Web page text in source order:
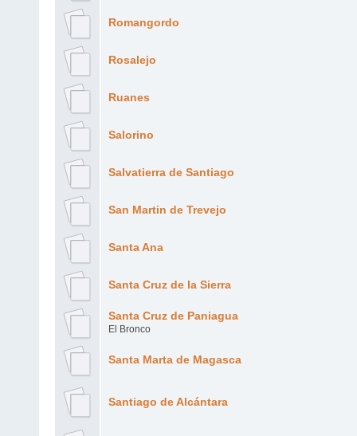
Romangordo
Rosalejo
Ruanes
Salorino
Salvatierra de Santiago
San Martin de Trevejo
Santa Ana
Santa Cruz de la Sierra
Santa Cruz de Paniagua
El Bronco
Santa Marta de Magasca
Santiago de Alcántara